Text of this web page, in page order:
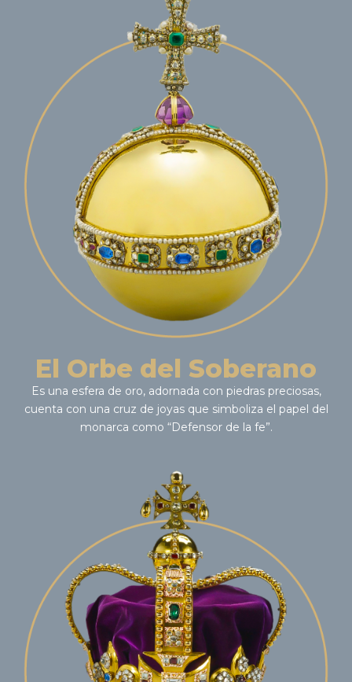
El Orbe del Soberano
Es una esfera de oro, adornada con piedras preciosas,
cuenta con una cruz de joyas que simboliza el papel del
monarca como “Defensor de la fe”.